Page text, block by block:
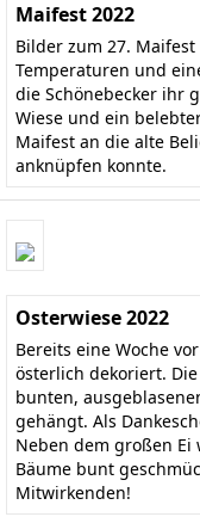
Maifest 2022
Bilder zum 27.
Temperaturen und
die Schönebecker ihr
Wiese und ein
Maifest an die alte
anknüpfen konnte.
Osterwiese 2022
Bereits eine Woche
österlich dekoriert.
bunten,
gehängt. Als
Neben dem großen
Bäume bunt
Mitwirkenden!